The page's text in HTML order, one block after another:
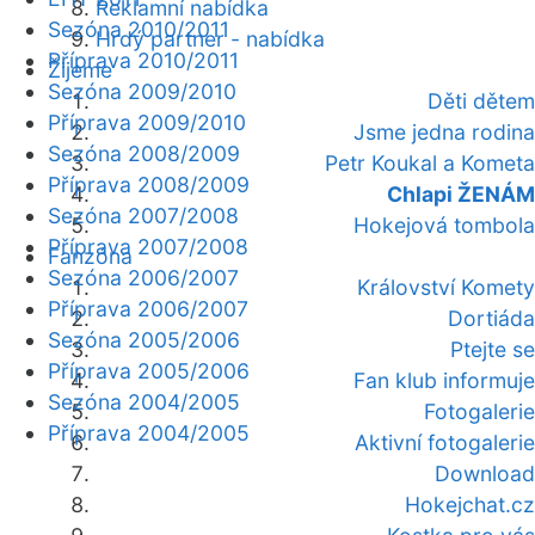
Reklamní nabídka
Hrdý partner - nabídka
Žijeme
Děti dětem
Jsme jedna rodina
Petr Koukal a Kometa
Chlapi ŽENÁM
Hokejová tombola
Fanzóna
Království Komety
Dortiáda
Ptejte se
Fan klub informuje
Fotogalerie
Aktivní fotogalerie
Download
Hokejchat.cz
Sezóna 2010/2011
Příprava 2010/2011
Sezóna 2009/2010
Příprava 2009/2010
Sezóna 2008/2009
Příprava 2008/2009
Sezóna 2007/2008
Příprava 2007/2008
Sezóna 2006/2007
Příprava 2006/2007
Sezóna 2005/2006
Příprava 2005/2006
Sezóna 2004/2005
Příprava 2004/2005